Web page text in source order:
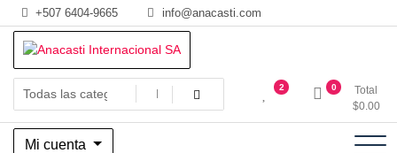
Saltar
al
contenido
+507 6404-9665 info@anacasti.com
Anacasti Internacional SA
Ventas de productos al por mayor de flores y plantas. juguetes,
navidad, religioso y adornos
2 0
Total
$0.00
Mi cuenta